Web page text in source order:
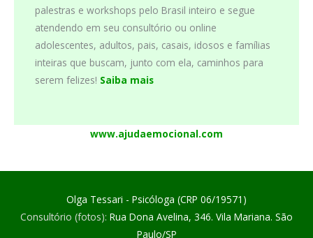
palestras e workshops pelo Brasil inteiro e segue
atendendo em seu consultório ou online
adolescentes, adultos, pais, casais, idosos e famílias
inteiras que buscam, junto com ela, caminhos para
serem felizes! Saiba mais
www.ajudaemocional.com
Olga Tessari - Psicóloga (CRP 06/19571)
Consultório (fotos): Rua Dona Avelina, 346. Vila Mariana. São
Paulo/SP